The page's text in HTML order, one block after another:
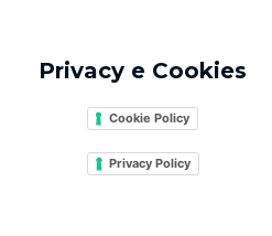
Privacy e Cookies
Cookie Policy
Privacy Policy